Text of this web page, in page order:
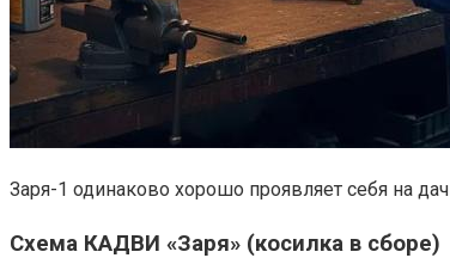
Заря-1 одинаково хорошо проявляет себя на
Схема КАДВИ «Заря» (косилка в сборе)